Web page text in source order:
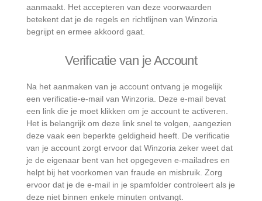
aanmaakt. Het accepteren van deze voorwaarden
betekent dat je de regels en richtlijnen van Winzoria
begrijpt en ermee akkoord gaat.
Verificatie van je Account
Na het aanmaken van je account ontvang je mogelijk
een verificatie-e-mail van Winzoria. Deze e-mail bevat
een link die je moet klikken om je account te activeren.
Het is belangrijk om deze link snel te volgen, aangezien
deze vaak een beperkte geldigheid heeft. De verificatie
van je account zorgt ervoor dat Winzoria zeker weet dat
je de eigenaar bent van het opgegeven e-mailadres en
helpt bij het voorkomen van fraude en misbruik. Zorg
ervoor dat je de e-mail in je spamfolder controleert als je
deze niet binnen enkele minuten ontvangt.